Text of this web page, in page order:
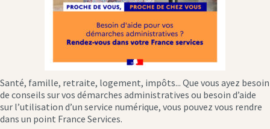
Santé, famille, retraite, logement, impôts... Que vous ayez besoin
de conseils sur vos démarches administratives ou besoin d’aide
sur l’utilisation d’un service numérique, vous pouvez vous rendre
dans un point France Services.